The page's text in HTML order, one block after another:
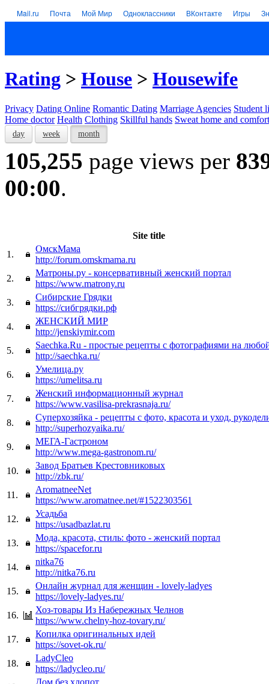
Mail.ru Почта Мой Мир Одноклассники ВКонтакте Игры
Rating > House > Housewife
Privacy Dating Online Romantic Dating Marriage Agencies Student
Home doctor Health Clothing Skillful hands Sweat home and comfort
day week month
105,255 page views per
00:00.
Site title
1.
ОмскМама
http://forum.omskmama.ru
2.
Матроны.ру - консервативный женский портал
https://www.matrony.ru
3.
Сибирские Грядки
https://сибгрядки.рф
4.
ЖЕНСКИЙ МИР
http://jenskiymir.com
5.
Saechka.Ru - простые рецепты с фотографиями на
http://saechka.ru/
6.
Умелица.ру
https://umelitsa.ru
7.
Женский информационный журнал
https://www.vasilisa-prekrasnaja.ru/
8.
Суперхозяйка - рецепты с фото, красота и уход,
http://superhozyaika.ru/
9.
МЕГА-Гастроном
http://www.mega-gastronom.ru/
10.
Завод Братьев Крестовниковых
http://zbk.ru/
11.
AromatneeNet
https://www.aromatnee.net/#1522303561
12.
Усадьба
https://usadbazlat.ru
13.
Мода, красота, стиль: фото - женский портал
https://spacefor.ru
14.
nitka76
http://nitka76.ru
15.
Онлайн журнал для женщин - lovely-ladyes
https://lovely-ladyes.ru/
16.
Хоз-товары Из Набережных Челнов
https://www.chelny-hoz-tovary.ru/
17.
Копилка оригинальных идей
https://sovet-ok.ru/
18.
LadyCleo
https://ladycleo.ru/
Дом без хлопот